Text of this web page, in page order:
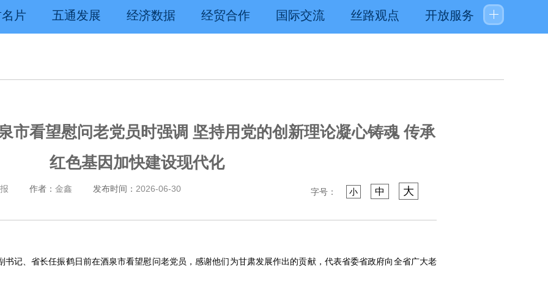
片 五通发展 经济数据 经贸合作 国际交流 丝路观点 开放服务
市看望慰问老党员时强调 坚持用党的创新理论凝心铸魂 传承
红色基因加快建设现代化
作者： 金鑫 发布时间： 2026-06-30 字号： 小 中 大
书记、省长任振鹤日前在酒泉市看望慰问老党员，感谢他们为甘肃发展作出的贡献，代表省委省政府向全省广大老